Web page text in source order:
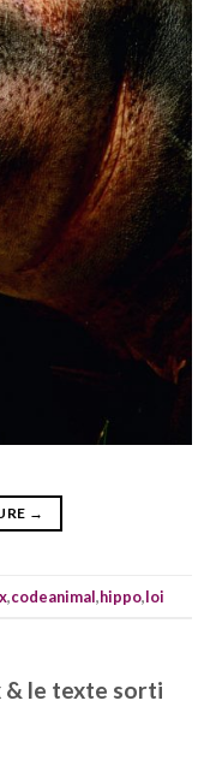
→
,codeanimal,hippo,loi
& le texte sorti